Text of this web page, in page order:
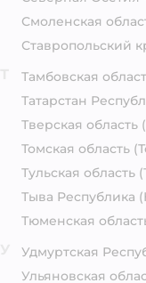
Смоленская
Ставропольский
Тамбовская
Татарстан
Тверская область
Томская область
Тульская область
Тыва Республика
Тюменская
Удмуртская
Ульяновская